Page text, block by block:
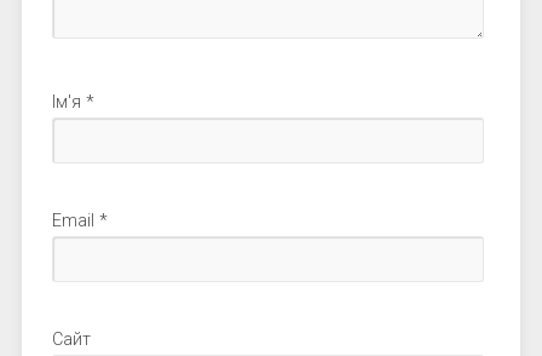
Ім'я *
Email *
Сайт